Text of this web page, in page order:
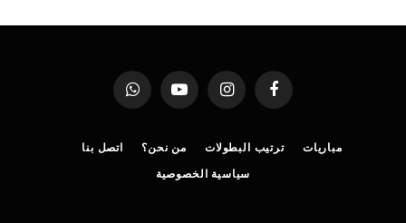
فيسبوك الانستغراميوتيوب واتساب
مباريات ترتيب البطولات من نحن؟
اتصل بنا
سياسية الخصوصية